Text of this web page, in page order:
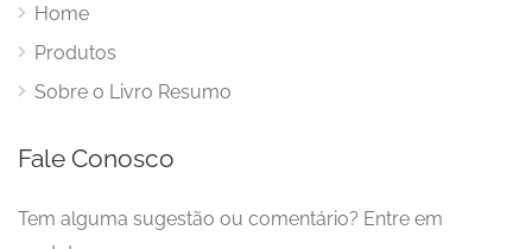
Home
Produtos
Sobre o Livro Resumo
Fale Conosco
Tem alguma sugestão ou comentário? Entre em